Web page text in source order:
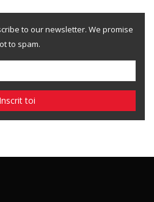
to our newsletter. We promise
to spam.